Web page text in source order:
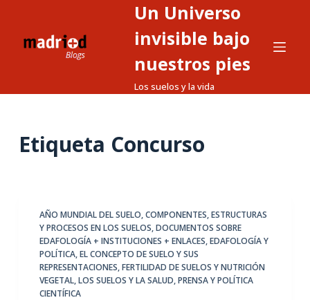
Un Universo
invisible bajo
nuestros pies
Los suelos y la vida
Etiqueta Concurso
AÑO MUNDIAL DEL SUELO,COMPONENTES, ESTRUCTURAS
Y PROCESOS EN LOS SUELOS,DOCUMENTOS SOBRE
EDAFOLOGÍA + INSTITUCIONES + ENLACES,EDAFOLOGÍA Y
POLÍTICA,EL CONCEPTO DE SUELO Y SUS
REPRESENTACIONES,FERTILIDAD DE SUELOS Y NUTRICIÓN
VEGETAL,LOS SUELOS Y LA SALUD,PRENSA Y POLÍTICA
CIENTÍFICA